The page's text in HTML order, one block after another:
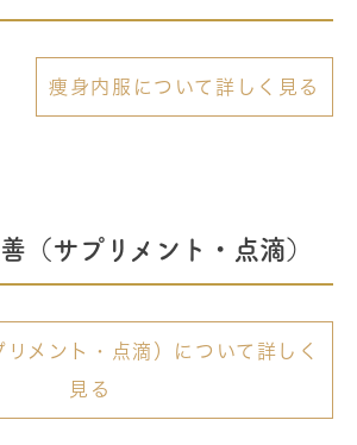
痩身内服について詳しく見る
（サプリメント・点滴）
メント・点滴）について詳しく
見る